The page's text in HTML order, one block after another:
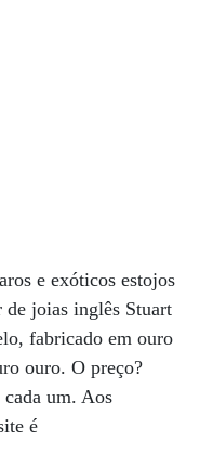
e exóticos estojos
de joias inglês Stuart
fabricado em ouro
ouro. O preço?
um. Aos
é